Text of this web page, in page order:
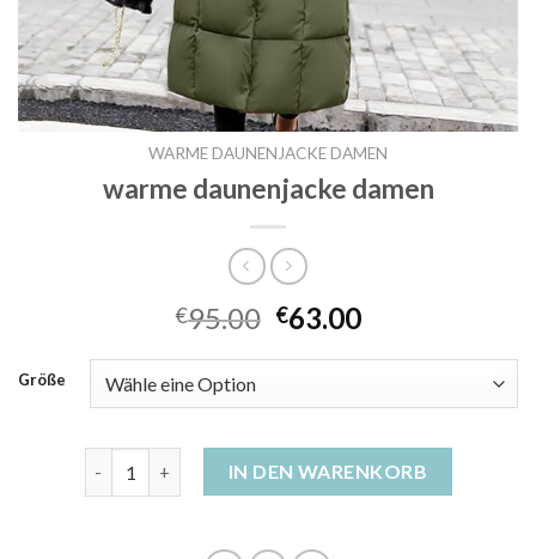
WARME DAUNENJACKE DAMEN
warme daunenjacke damen
€95.00 €63.00
Größe
warme daunenjacke damen Menge
IN DEN WARENKORB